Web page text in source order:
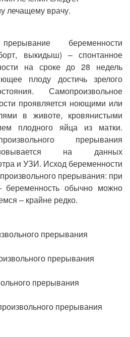
лечащему врачу.
беременности
выкидыш) – спонтанное
на сроке до 28 недель
плоду достичь зрелого
Самопроизвольное
проявляется ноющими или
в животе, кровянистыми
плодного яйца из матки.
прерывания
на данных
и УЗИ. Исход беременности
прерывания: при
обычно можно
– крайне редко.
прерывания
прерывания
прерывания
прерывания